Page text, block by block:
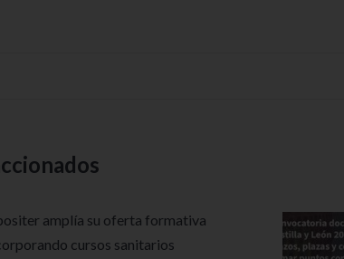
amplía su oferta formativa
cursos sanitarios